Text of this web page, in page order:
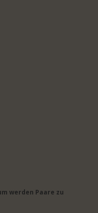
werden Paare zu